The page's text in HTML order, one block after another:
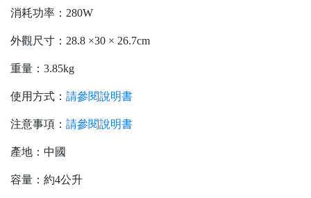
消耗功率：280W
外觀尺寸：28.8 ×30 × 26.7cm
重量：3.85kg
使用方式： 請參閱說明書
注意事項： 請參閱說明書
產地：中國
容量：約4公升